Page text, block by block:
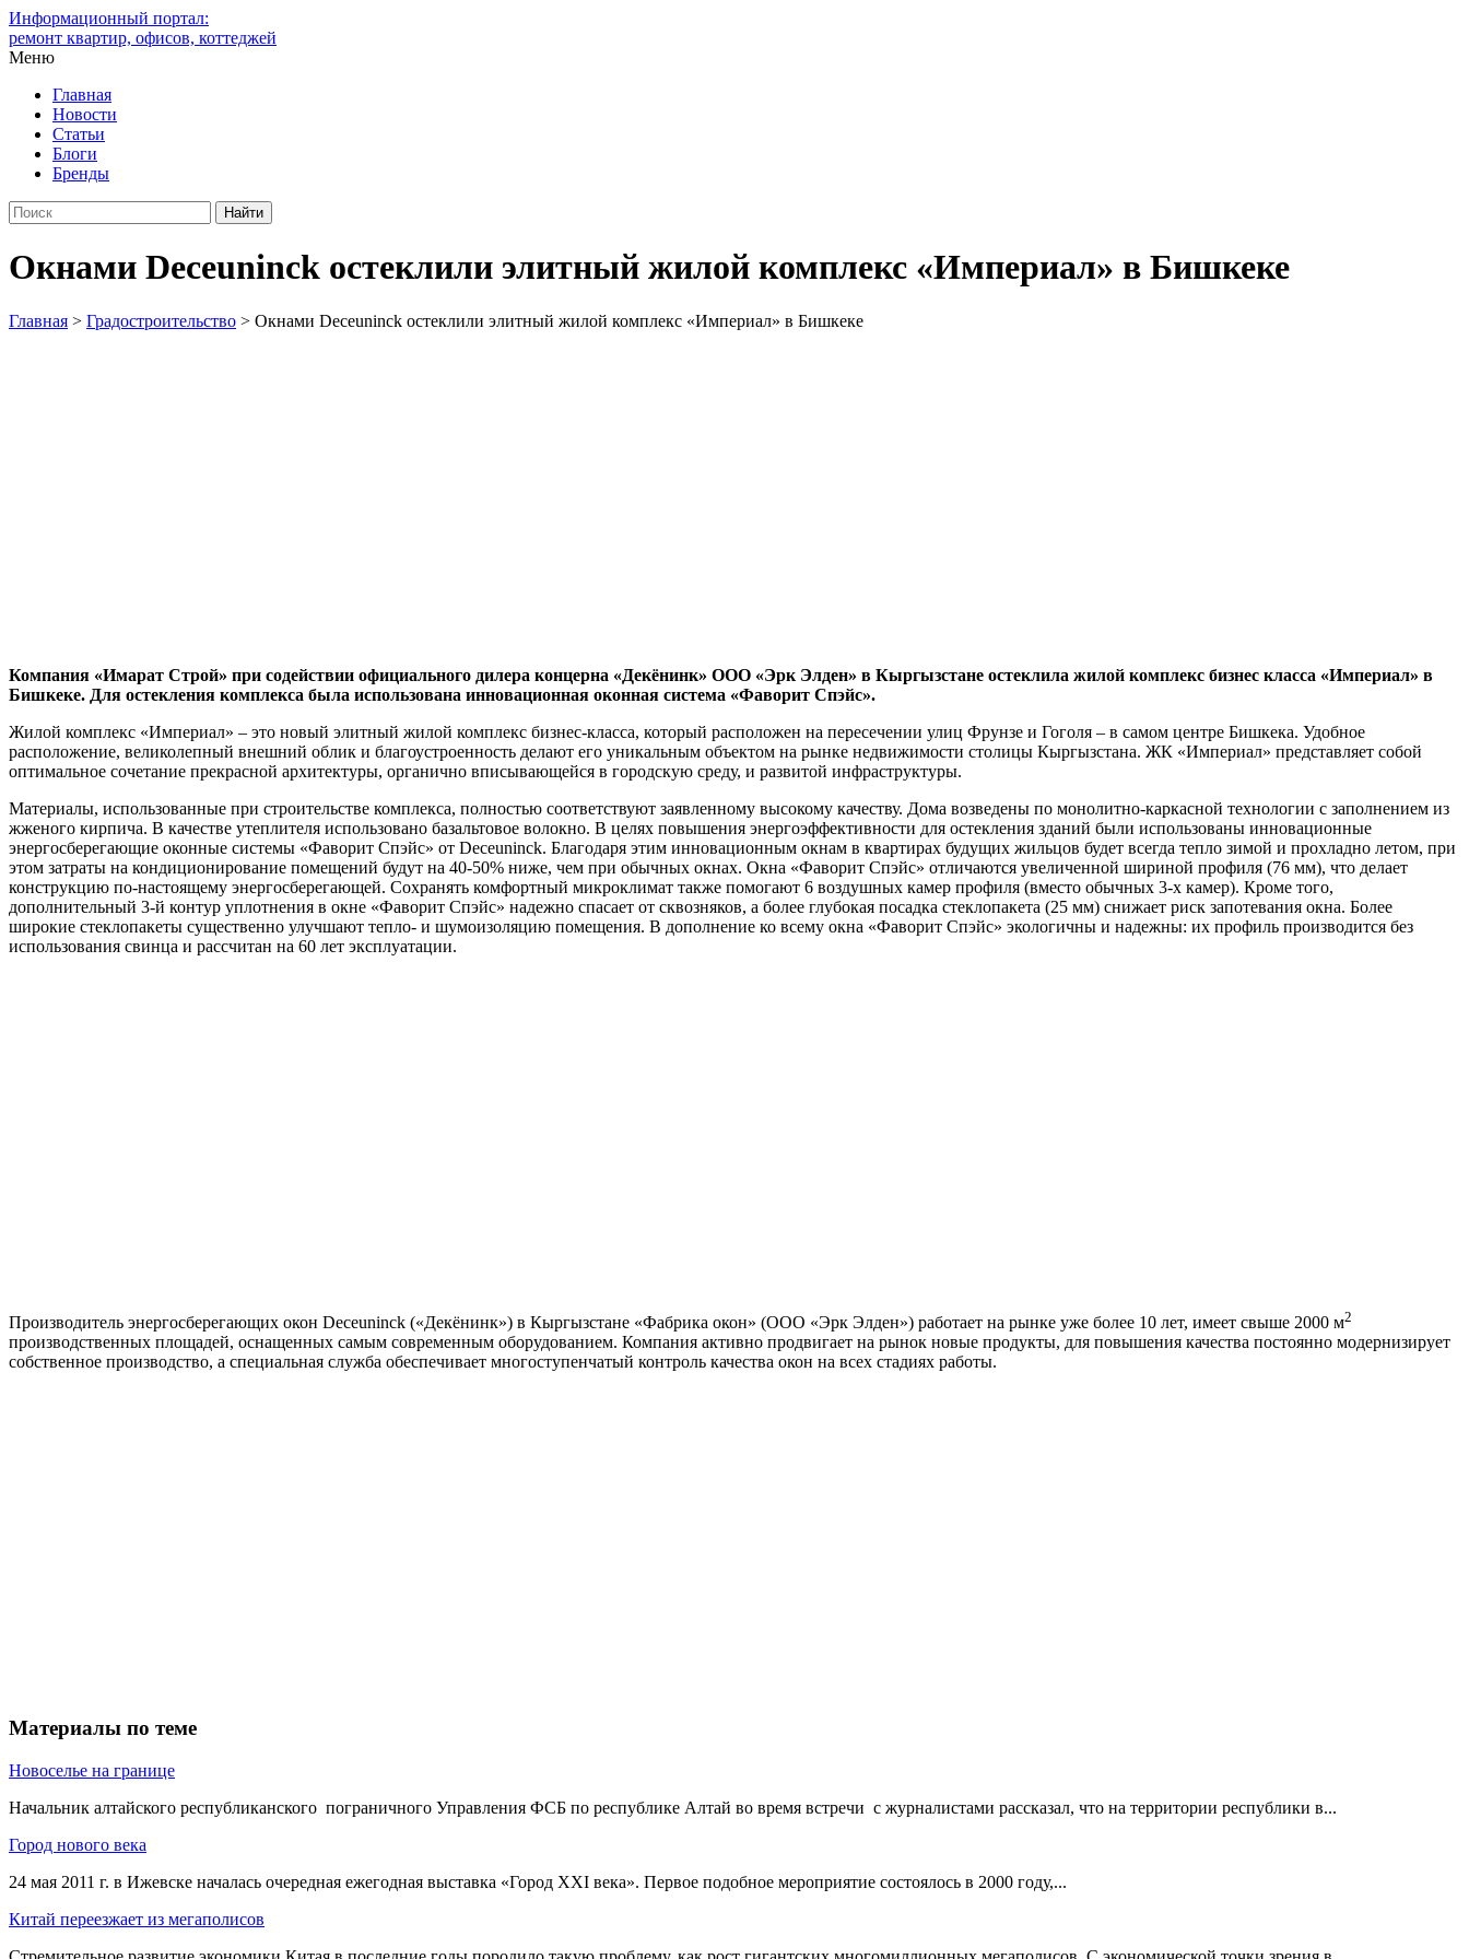
Информационный портал:
ремонт квартир, офисов, коттеджей
Меню
Главная
Новости
Статьи
Блоги
Бренды
Окнами Deceuninck остеклили элитный жилой комплекс «Империал» в Бишкеке
Главная > Градостроительство > Окнами Deceuninck остеклили элитный жилой комплекс «Империал» в Бишкеке
Компания «Имарат Строй» при содействии официального дилера концерна «Декёнинк» ООО «Эрк Элден» в Кыргызстане остеклила жилой комплекс бизнес класса «Империал» в
Бишкеке. Для остекления комплекса была использована инновационная оконная система «Фаворит Спэйс».
Жилой комплекс «Империал» – это новый элитный жилой комплекс бизнес-класса, который расположен на пересечении улиц Фрунзе и Гоголя – в самом центре Бишкека. Удобное
расположение, великолепный внешний облик и благоустроенность делают его уникальным объектом на рынке недвижимости столицы Кыргызстана. ЖК «Империал» представляет собой
оптимальное сочетание прекрасной архитектуры, органично вписывающейся в городскую среду, и развитой инфраструктуры.
Материалы, использованные при строительстве комплекса, полностью соответствуют заявленному высокому качеству. Дома возведены по монолитно-каркасной технологии с заполнением из
жженого кирпича. В качестве утеплителя использовано базальтовое волокно. В целях повышения энергоэффективности для остекления зданий были использованы инновационные
энергосберегающие оконные системы «Фаворит Спэйс» от Deceuninck. Благодаря этим инновационным окнам в квартирах будущих жильцов будет всегда тепло зимой и прохладно летом, при
этом затраты на кондиционирование помещений будут на 40-50% ниже, чем при обычных окнах. Окна «Фаворит Спэйс» отличаются увеличенной шириной профиля (76 мм), что делает
конструкцию по-настоящему энергосберегающей. Сохранять комфортный микроклимат также помогают 6 воздушных камер профиля (вместо обычных 3-х камер). Кроме того,
дополнительный 3-й контур уплотнения в окне «Фаворит Спэйс» надежно спасает от сквозняков, а более глубокая посадка стеклопакета (25 мм) снижает риск запотевания окна. Более
широкие стеклопакеты существенно улучшают тепло- и шумоизоляцию помещения. В дополнение ко всему окна «Фаворит Спэйс» экологичны и надежны: их профиль производится без
использования свинца и рассчитан на 60 лет эксплуатации.
Производитель энергосберегающих окон Deceuninck («Декёнинк») в Кыргызстане «Фабрика окон» (ООО «Эрк Элден») работает на рынке уже более 10 лет, имеет свыше 2000 м2
производственных площадей, оснащенных самым современным оборудованием. Компания активно продвигает на рынок новые продукты, для повышения качества постоянно модернизирует
собственное производство, а специальная служба обеспечивает многоступенчатый контроль качества окон на всех стадиях работы.
Материалы по теме
Новоселье на границе
Начальник алтайского республиканского пограничного Управления ФСБ по республике Алтай во время встречи с журналистами рассказал, что на территории республики в...
Город нового века
24 мая 2011 г. в Ижевске началась очередная ежегодная выставка «Город XXI века». Первое подобное мероприятие состоялось в 2000 году,...
Китай переезжает из мегаполисов